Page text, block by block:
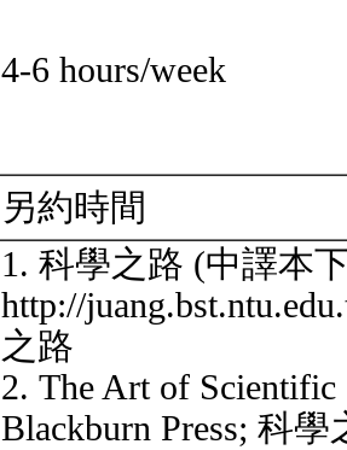
4-6 hours/week
另約時間
1. 科學之路 (中譯本
http://
之路
2. The Art of
Blackburn Press; 科